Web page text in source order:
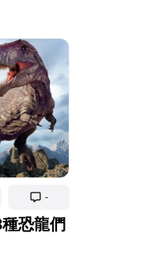
-
恐龍們